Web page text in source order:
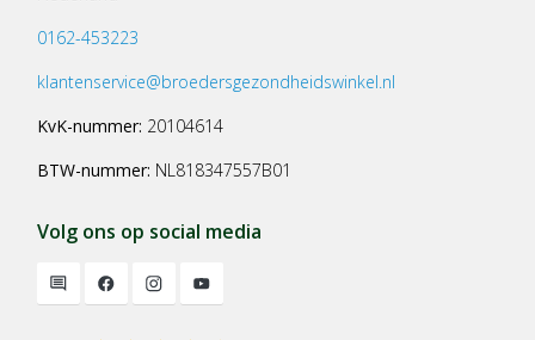
0162-453223
klantenservice@broedersgezondheidswinkel.nl
KvK-nummer: 20104614
BTW-nummer: NL818347557B01
Volg ons op social media